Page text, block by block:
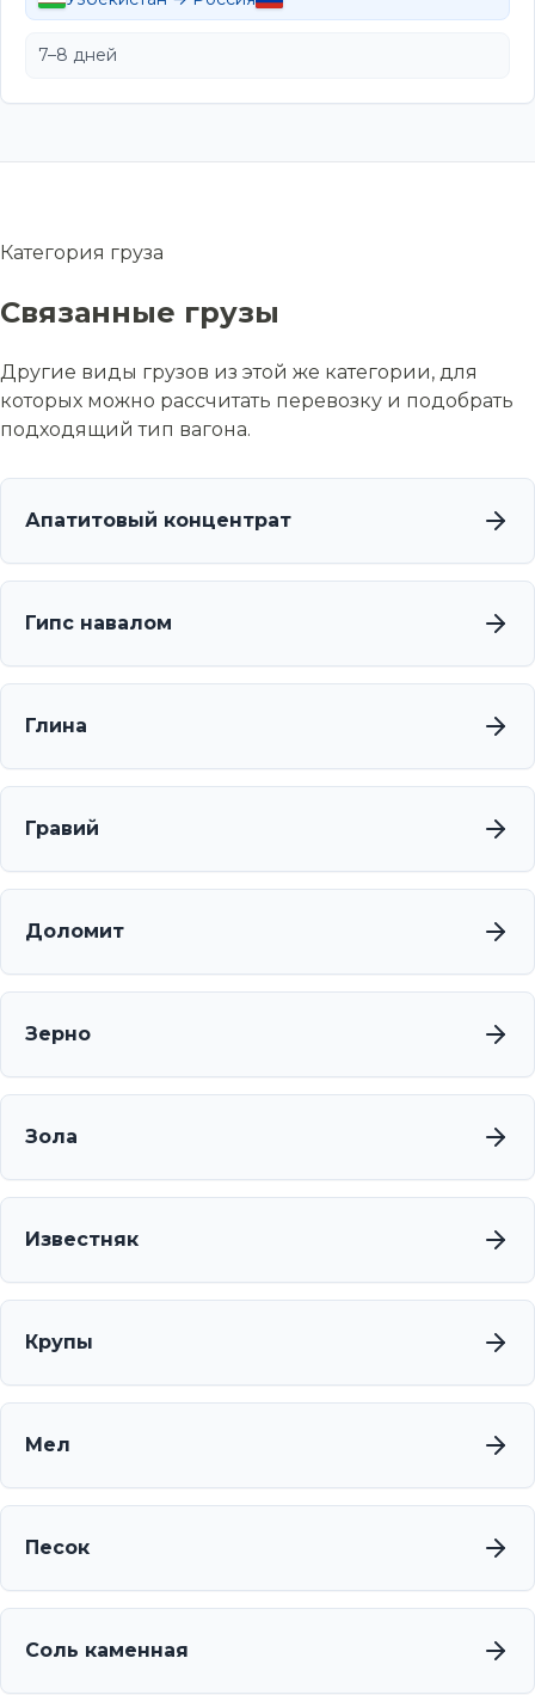
7–8 дней
Категория груза
Связанные грузы
Другие виды грузов из этой же категории, для
которых можно рассчитать перевозку и подобрать
подходящий тип вагона.
Апатитовый концентрат
Гипс навалом
Глина
Гравий
Доломит
Зерно
Зола
Известняк
Крупы
Мел
Песок
Соль каменная